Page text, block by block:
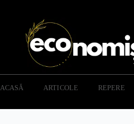
ACASĂ ARTICOLE REPERE